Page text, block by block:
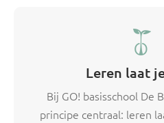
Leren laat
Bij GO! basisschool De
principe centraal: leren